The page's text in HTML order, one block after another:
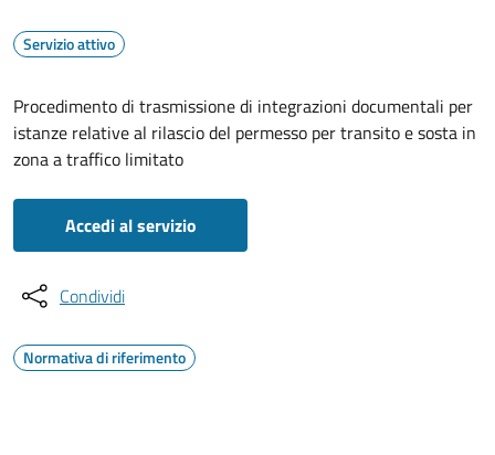
Servizio attivo
Procedimento di trasmissione di integrazioni documentali per
istanze relative al rilascio del permesso per transito e sosta in
zona a traffico limitato
Accedi al servizio
Condividi
Normativa di riferimento